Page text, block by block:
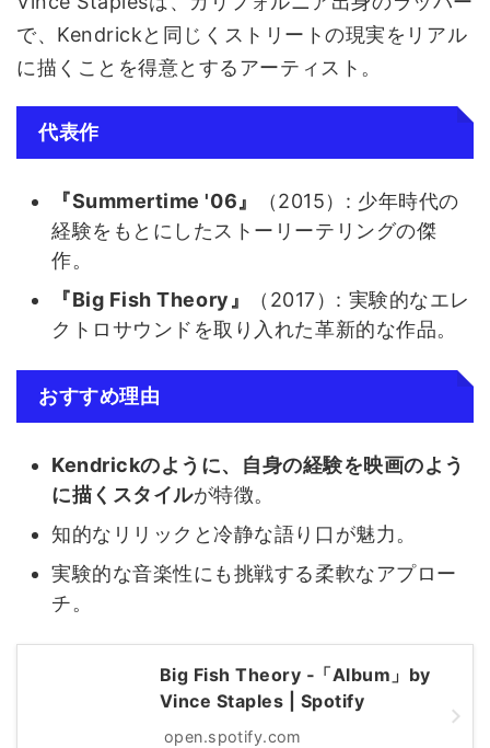
で、Kendrickと同じくストリートの現実をリアル
に描くことを得意とするアーティスト。
代表作
『Summertime '06』
（2015）: 少年時代の
経験をもとにしたストーリーテリングの傑
作。
『Big Fish Theory』
（2017）: 実験的なエレ
クトロサウンドを取り入れた革新的な作品。
おすすめ理由
Kendrickのように、自身の経験を映画のよう
に描くスタイルが特徴。
知的なリリックと冷静な語り口が魅力。
実験的な音楽性にも挑戦する柔軟なアプロー
チ。
Big Fish Theory ‑「Album」by
Vince Staples | Spotify
open.spotify.com